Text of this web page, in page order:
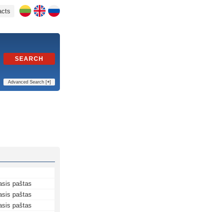
SEARCH
Advanced Search [+]
paštas
paštas
paštas